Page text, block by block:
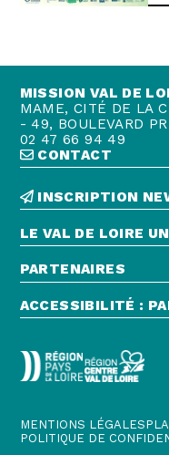
MISSION VAL DE
MAME, CITÉ DE LA
- 49, BOULEVARD
02 47 66 94 49
CONTACT
INSCRIPTION
LE VAL DE LOIRE
PARTENAIRES
ACCESSIBILITÉ :
MENTIONS LÉGALES
POLITIQUE DE